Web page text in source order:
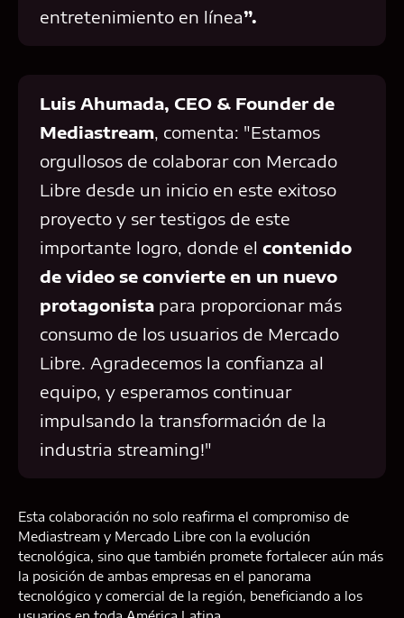
entretenimiento en línea”.
Luis Ahumada, CEO & Founder de
Mediastream, comenta: "Estamos
orgullosos de colaborar con Mercado
Libre desde un inicio en este exitoso
proyecto y ser testigos de este
importante logro, donde el contenido
de video se convierte en un nuevo
protagonista para proporcionar más
consumo de los usuarios de Mercado
Libre. Agradecemos la confianza al
equipo, y esperamos continuar
impulsando la transformación de la
industria streaming!"
Esta colaboración no solo reafirma el compromiso de
Mediastream y Mercado Libre con la evolución
tecnológica, sino que también promete fortalecer aún más
la posición de ambas empresas en el panorama
tecnológico y comercial de la región, beneficiando a los